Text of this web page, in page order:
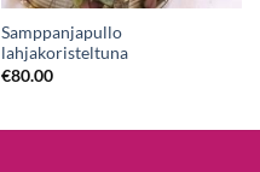
Samppanjapullo
lahjakoristeltuna
€80.00